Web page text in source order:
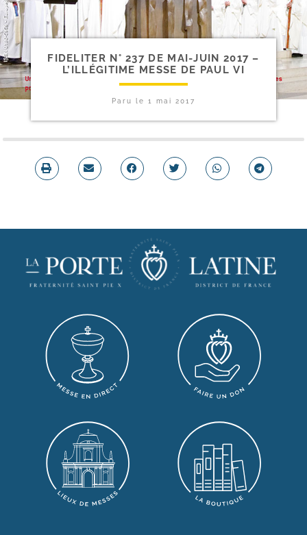
FIDELITER N° 237 DE MAI-​JUIN 2017 –
L’ILLÉGITIME MESSE DE PAUL VI
Paru le 1 mai 2017